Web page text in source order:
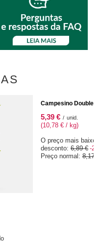
Campesino Double
5,39 € / unid.
(10,78 € / kg)
O preço mais baixo
desconto: 6,89 € -
Preço normal: 8,17 €